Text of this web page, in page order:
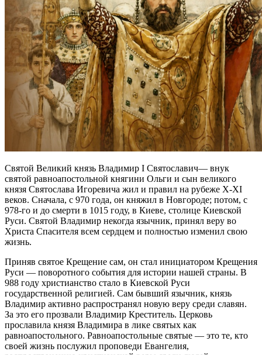
Святой Великий князь Владимир I Святославич— внук
святой равноапостольной княгини Ольги и сын великого
князя Святослава Игоревича жил и правил на рубеже X-XI
веков. Сначала, с 970 года, он княжил в Новгороде; потом, с
978-го и до смерти в 1015 году, в Киеве, столице Киевской
Руси. Святой Владимир некогда язычник, принял веру во
Христа Спасителя всем сердцем и полностью изменил свою
жизнь.
Приняв святое Крещение сам, он стал инициатором Крещения
Руси — поворотного события для истории нашей страны. В
988 году христианство стало в Киевской Руси
государственной религией. Сам бывший язычник, князь
Владимир активно распространял новую веру среди славян.
За это его прозвали Владимир Креститель. Церковь
прославила князя Владимира в лике святых как
равноапостольного. Равноапостольные святые — это те, кто
своей жизнь послужил проповеди Евангелия,